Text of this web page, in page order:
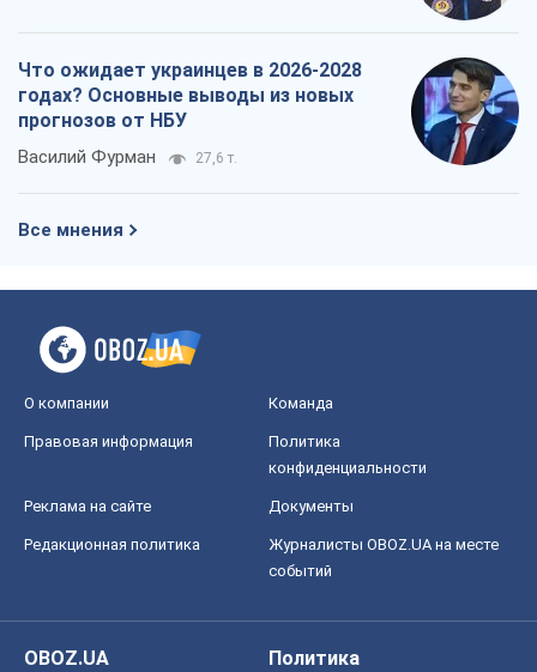
Что ожидает украинцев в 2026-2028
годах? Основные выводы из новых
прогнозов от НБУ
Василий Фурман 27,6 т.
Все мнения
О компании Команда
Правовая информация
Политика
конфиденциальности
Реклама на сайте Документы
Редакционная политика
Журналисты OBOZ.UA на месте
событий
OBOZ.UA
Политика